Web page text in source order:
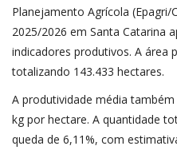
Planejamento Agrícola (Epagri/
2025/2026 em Santa Catarina
indicadores produtivos. A área
totalizando 143.433 hectares.
A produtividade média
kg por hectare. A quantidade
queda de 6,11%, com